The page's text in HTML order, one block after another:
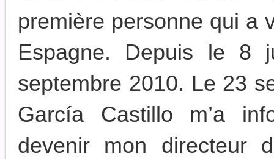
première personne qui a
Espagne. Depuis le 8
septembre 2010. Le 23
García Castillo m’a
devenir mon directeur